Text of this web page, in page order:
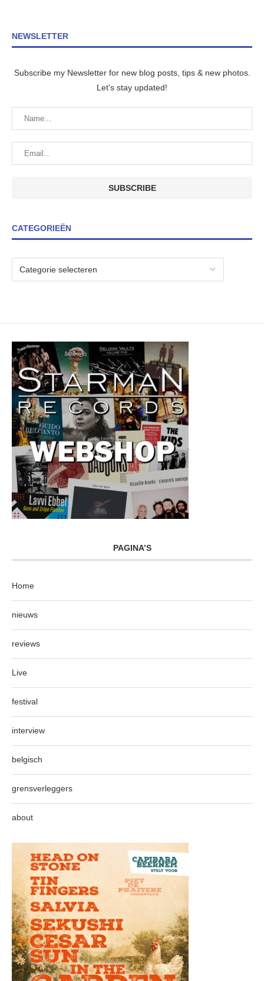
NEWSLETTER
Subscribe my Newsletter for new blog posts, tips & new photos.
Let's stay updated!
CATEGORIEËN
PAGINA’S
Home
nieuws
reviews
Live
festival
interview
belgisch
grensverleggers
about